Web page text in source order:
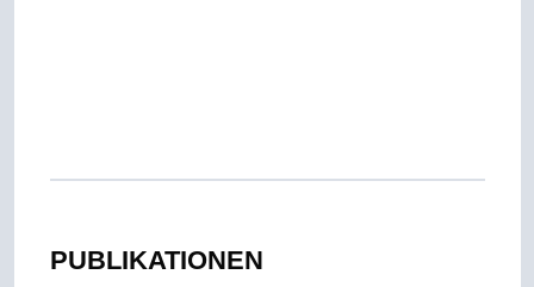
PUBLIKATIONEN